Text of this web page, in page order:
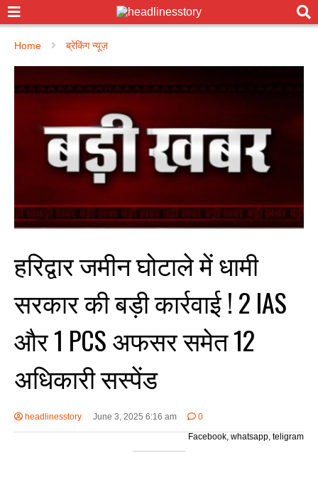
Home ब्रेकिंग न्यूज़
हरिद्वार जमीन घोटाले में धामी
सरकार की बड़ी कार्रवाई ! 2 IAS
और 1 PCS अफसर समेत 12
अधिकारी सस्पेंड
headlinesstory June 3, 2025 6:16 am
0
Facebook, whatsapp, teligram